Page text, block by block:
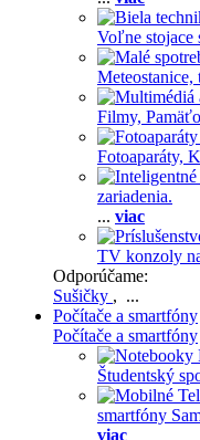
Voľne stojace
Meteostanice,
Filmy,
Fotoaparáty,
zariadenia.
... viac
TV konzoly
Odporúčame:
Sušičky , ...
Počítače a smartfóny
Počítače a smartfóny
Študentský
smartfóny
viac